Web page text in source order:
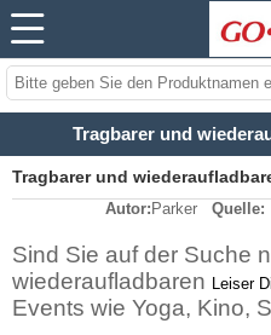
Tragbarer und
Tragbarer und
Autor: Parker Quelle:
Sind Sie auf der Suche
wiederaufladbaren Leiser
Events wie Yoga, Kino,